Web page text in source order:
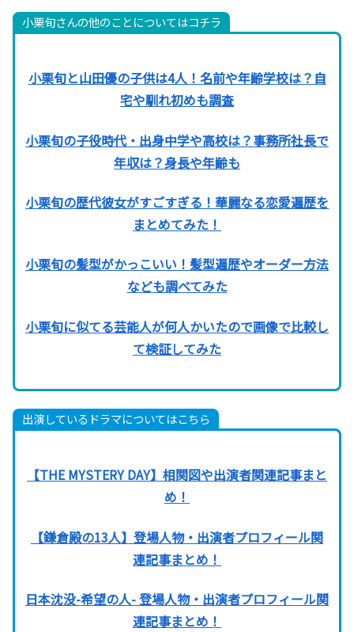
小栗旬さんの他のことについてはコチラ
小栗旬と山田優の子供は4人！名前や年齢学校は？自
宅や馴れ初めも調査
小栗旬の子役時代・出身中学や高校は？事務所社長で
年収は？身長や年齢も
小栗旬の歴代彼女がすごすぎる！華麗なる恋愛遍歴を
まとめてみた！
小栗旬の髪型がかっこいい！髪型遍歴やオーダー方法
なども調べてみた
小栗旬に似てる芸能人が何人かいたので画像で比較し
て検証してみた
出演しているドラマについてはこちら
【THE MYSTERY DAY】相関図や出演者関連記事まと
め！
【鎌倉殿の13人】登場人物・出演者プロフィール関
連記事まとめ！
日本沈没-希望の人- 登場人物・出演者プロフィール関
連記事まとめ！